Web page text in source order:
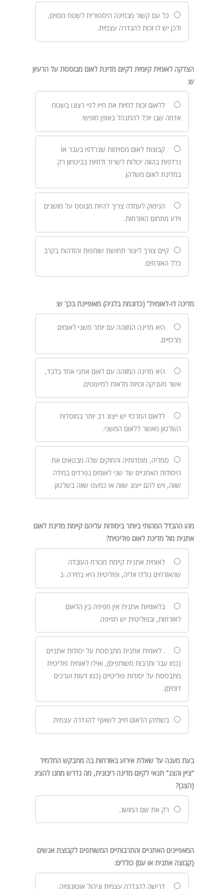
כל עם קשור מבחינה היסטורית לשטח מסוים,
ולכן יש לו זכות להגדרה עצמית.
הצדקה לאומית קיומית לקיום מדינת לאום מבוססת על הרעיון
ש:
ללאום זכות לחיות את חייו לפי רצונו בשטח
אדמה שבו יוכל להתנהל באופן חופשי.
קבוצות לאום מסוימות שנרדפו בעבר או
נרדפות בהווה יכולות לשרוד ולחיות בביטחון רק
במדינת לאום משלהן.
הנימוק לעמדה צריך להיות מבוסס על מושגים
וידע מתחום האזרחות.
קיים צורך ליצור תחושת שותפות והזדהות בקרב
כלל האזרחים.
מדינה דו-לאומית” (כדוגמת בלגיה) מאופיינת בכך ש:
היא מדינה המזוהה עם יותר משני לאומים
מרכזיים.
היא מדינה המזוהה עם לאום אתני אחד בלבד,
אשר מעניקה זכויות מלאות למיעוטים.
ללאום המרכזי יש ייצוג רב יותר במוסדות
השלטון מאשר ללאום המשני.
סמליה, מוסדותיה והחוקים שלה מבטאים את
היסודות האתניים של שני לאומים נפרדים במידה
שווה, ויש להם ייצוג שווה או כמעט שווה בשלטון.
מהו ההבדל המהותי ביותר ביסודות עליהם קיימת מדינת לאום
אתנית מול מדינת לאום פוליטית?
לאומית אתנית קיימת מכורח העובדה
שהאזרחים נולדו אליה, ופוליטית היא בחירה. ב
בלאומיות אתנית אין חפיפה בין הלאום
לאזרחות, ובפוליטית יש חפיפה.
. לאומית אתנית מתבססת על יסודות אתניים
(כמו עבר ותרבות משותפים), ואילו לאומית פוליטית
מתבססת על יסודות פוליטיים (כמו דעות וערכים
דומים).
בשתיהן הלאום חייב לשאוף להגדרה עצמית.
בעת מענה על שאלת אירוע באזרחות בה מתבקש התלמיד
“ציין והצג” תנאי לקיום מדינה ריבונית, מה נדרש ממנו להציג
(הצג)?
רק את שם המושג.
המאפיינים האתניים והתרבותיים המשותפים לקבוצת אנשים
(קבוצה אתנית או עם) כוללים:
דרישה להגדרה עצמית וניהול אוטונומיה.